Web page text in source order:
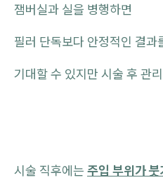
잼버실과 실을 병행하면
필러 단독보다 안정적인 결과
기대할 수 있지만 시술 후 관
시술 직후에는 주입 부위가